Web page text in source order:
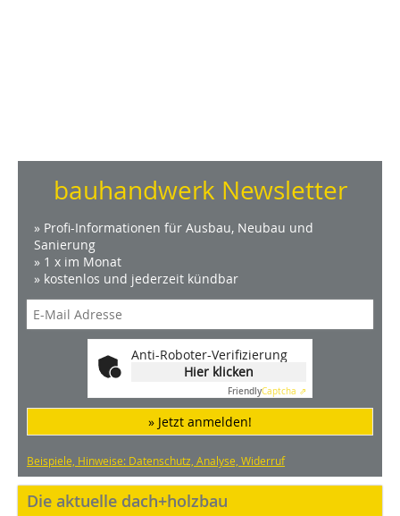
bauhandwerk Newsletter
» Profi-Informationen für Ausbau, Neubau und
Sanierung
» 1 x im Monat
» kostenlos und jederzeit kündbar
Anti-Roboter-Verifizierung
Hier klicken
FriendlyCaptcha ⇗
» Jetzt anmelden!
Beispiele, Hinweise: Datenschutz, Analyse, Widerruf
Die aktuelle dach+holzbau